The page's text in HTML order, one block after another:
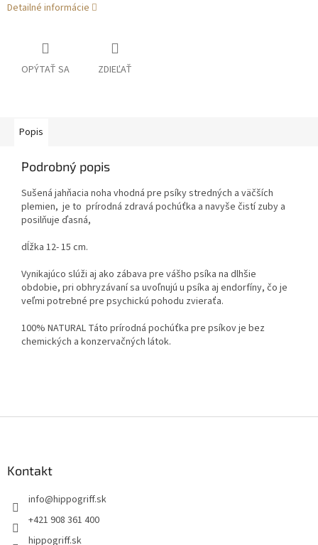
Detailné informácie
OPÝTAŤ SA ZDIEĽAŤ
Popis
Podrobný popis
Sušená jahňacia noha vhodná pre psíky stredných a väčších
plemien, je to prírodná zdravá pochúťka a navyše čistí zuby a
posilňuje ďasná,
dĺžka 12- 15 cm.
Vynikajúco slúži aj ako zábava pre vášho psíka na dlhšie
obdobie, pri obhryzávaní sa uvoľnujú u psíka aj endorfíny, čo je
veľmi potrebné pre psychickú pohodu zvieraťa.
100% NATURAL Táto prírodná pochúťka pre psíkov je bez
chemických a konzervačných látok.
Kontakt
info@hippogriff.sk
+421 908 361 400
hippogriff.sk